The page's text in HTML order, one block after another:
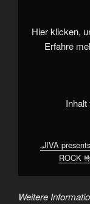
LittleHier klicken,
Erfahre
„JIVA
ROCK
Weitere